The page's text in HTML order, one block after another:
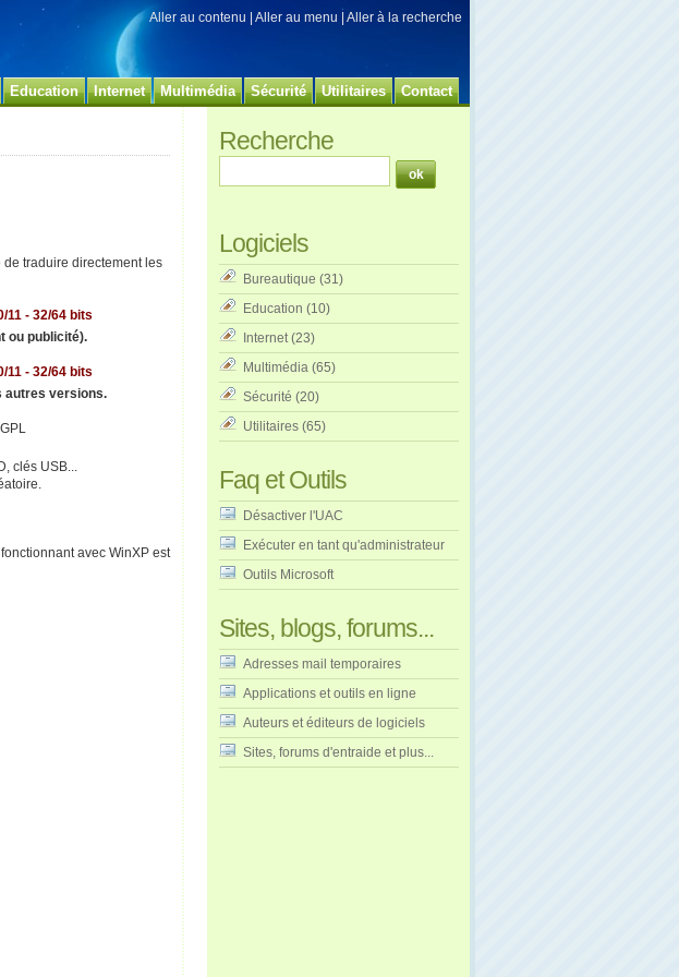
Aller au contenu Aller au menu Aller à la recherche
Education Internet Multimédia Sécurité Utilitaires Contact
traduire directement les
11 - 32/64 bits
ou publicité).
11 - 32/64 bits
autres versions.
clés USB...
avec WinXP est
Recherche
Logiciels
Bureautique (31)
Education (10)
Internet(23)
Multimédia (65)
Sécurité (20)
Utilitaires (65)
Faq et Outils
Désactiver l'UAC
Exécuter en tant qu'administrateur
Outils Microsoft
Sites, blogs, forums...
Adresses mail temporaires
Applications et outils en ligne
Auteurs et éditeurs de logiciels
Sites, forums d'entraide et plus...